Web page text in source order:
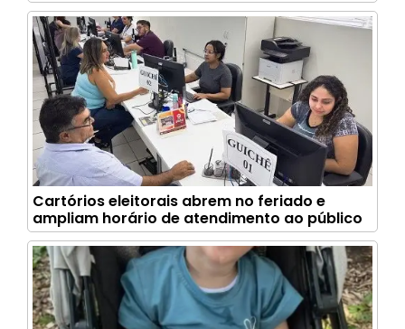
Cartórios eleitorais abrem no feriado e
ampliam horário de atendimento ao público